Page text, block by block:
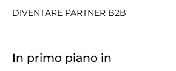
DIVENTARE PARTNER B2B
In primo piano in